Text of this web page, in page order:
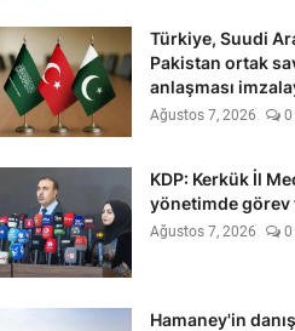
Türkiye, Suudi
Pakistan ortak
anlaşması
Ağustos 7, 2026 0
KDP: Kerkük İl
yönetimde görev
Ağustos 7, 2026 0
Hamaney'in